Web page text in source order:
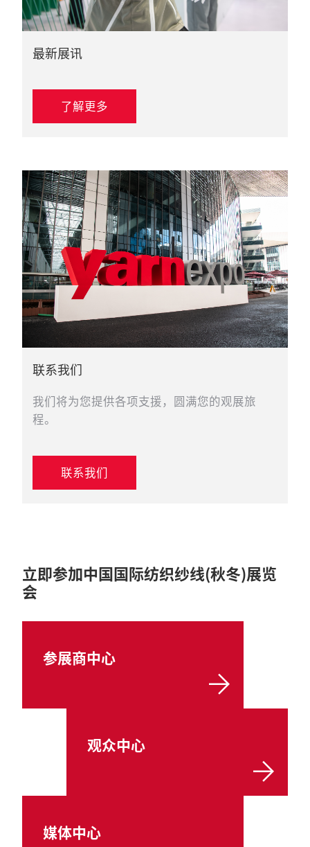
最新展讯
了解更多
联系我们
我们将为您提供各项支援，圆满您的观展旅
程。
联系我们
立即参加中国国际纺织纱线(秋冬)展览
会
参展商中心
观众中心
媒体中心